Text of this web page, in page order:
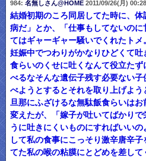
984: 名無しさん@HOME2011/09/26(月)
結婚初期のころ同居してた時に、
病だ」とか、「仕事もしてないの
てはギャーギャー騒いでくれたトメ
妊娠中でつわりがかなりひどくて
食らいのくせに吐くなんて役立た
べるなそんな遺伝子残す必要ない
べようとするとそれを取り上げよう
旦那にふざけるな無駄飯食らいは
変えたが、「嫁子が吐いてばかり
うに吐きにくいものにすればいい
して私の食事にこっそり激辛唐辛
てた私の喉の粘膜にとどめを差して